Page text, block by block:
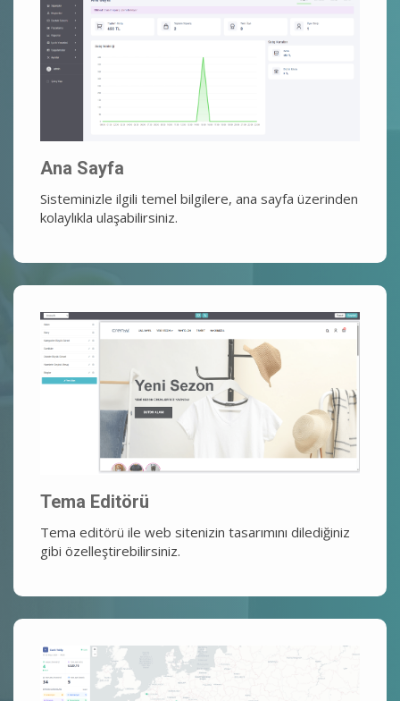
Ana Sayfa
Sisteminizle ilgili temel bilgilere, ana sayfa üzerinden
kolaylıkla ulaşabilirsiniz.
Tema Editörü
Tema editörü ile web sitenizin tasarımını dilediğiniz
gibi özelleştirebilirsiniz.